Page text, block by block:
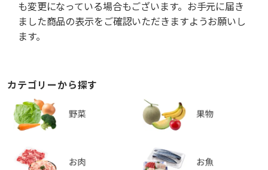
も変更になっている場合もございます。お手元に届き
ました商品の表示をご確認いただきますようお願いし
ます。
カテゴリーから探す